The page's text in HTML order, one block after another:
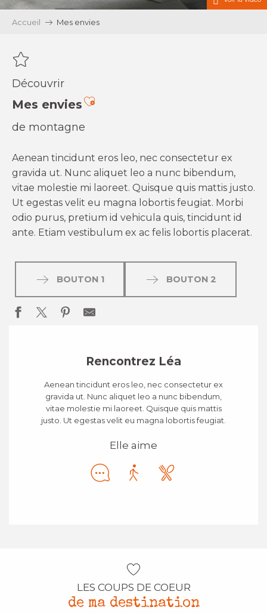
Accueil Mes envies
Découvrir
Mes enviesAjouter aux favoris
de montagne
Aenean tincidunt eros leo, nec consectetur ex
gravida ut. Nunc aliquet leo a nunc bibendum,
vitae molestie mi laoreet. Quisque quis mattis justo.
Ut egestas velit eu magna lobortis feugiat. Morbi
odio purus, pretium id vehicula quis, tincidunt id
ante. Etiam vestibulum ex ac felis lobortis placerat.
BOUTON 1 BOUTON 2
Rencontrez Léa
Aenean tincidunt eros leo, nec consectetur ex
gravida ut. Nunc aliquet leo a nunc bibendum,
vitae molestie mi laoreet. Quisque quis mattis
justo. Ut egestas velit eu magna lobortis feugiat.
Elle aime
LES COUPS DE COEUR
de ma destination